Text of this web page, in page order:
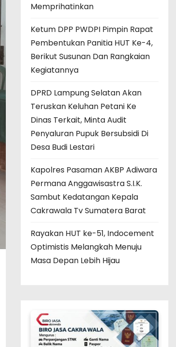
Memprihatinkan
Ketum DPP PWDPI Pimpin Rapat
Pembentukan Panitia HUT Ke-4,
Berikut Susunan Dan Rangkaian
Kegiatannya
DPRD Lampung Selatan Akan
Teruskan Keluhan Petani Ke
Dinas Terkait, Minta Audit
Penyaluran Pupuk Bersubsidi Di
Desa Budi Lestari
Kapolres Pasaman AKBP Adiwara
Permana Anggawisastra S.I.K.
Sambut Kedatangan Kepala
Cakrawala Tv Sumatera Barat
Rayakan HUT ke-51, Indocement
Optimistis Melangkah Menuju
Masa Depan Lebih Hijau